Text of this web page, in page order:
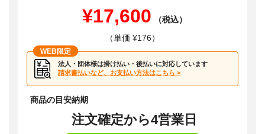
¥17,600
（税込）
（単価 ¥176）
WEB限定
法人・団体様は掛け払い・後払いに対応しています
請求書払いなど、お支払い方法はこちら >
商品の目安納期
注文確定から4営業日